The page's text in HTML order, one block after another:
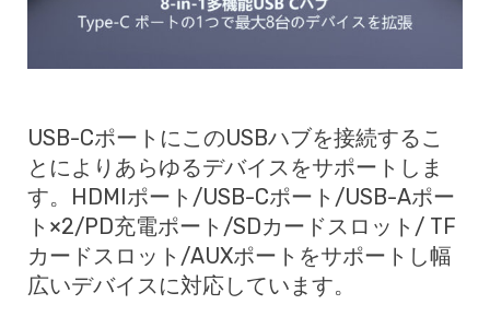
USB-CポートにこのUSBハブを接続するこ
とによりあらゆるデバイスをサポートしま
す。HDMIポート/USB-Cポート/USB-Aポー
ト×2/PD充電ポート/SDカードスロット/ TF
カードスロット/AUXポートをサポートし幅
広いデバイスに対応しています。